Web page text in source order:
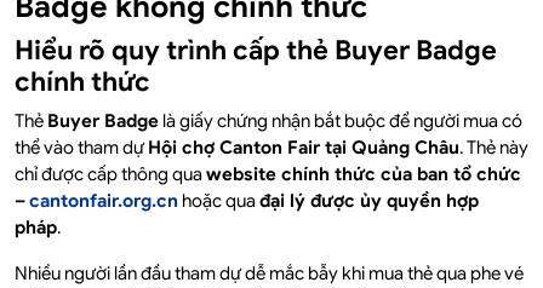
Hiểu rõ quy trình cấp thẻ Buyer Badge
chính thức
Thẻ Buyer Badge là giấy chứng nhận bắt buộc để người mua có
thể vào tham dựHội chợ Canton Fair tại Quảng Châu. Thẻ này
chỉ được cấp thông quawebsite chính thức của ban tổ chức
–cantonfair.org.cn hoặc quađại lý được ủy quyền hợp
pháp.
Nhiều người lần đầu tham dự dễ mắc bẫy khi mua thẻ qua phe vé